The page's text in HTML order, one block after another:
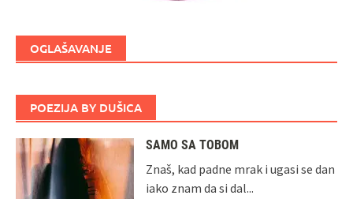
OGLAŠAVANJE
POEZIJA BY DUŠICA
SAMO SA TOBOM
Znaš, kad padne mrak i ugasi se dan
iako znam da si dal...